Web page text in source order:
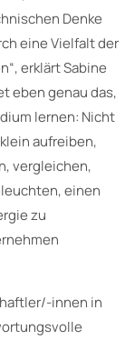
Denke
eine Vielfalt der
erklärt Sabine
eben genau das,
lernen: Nicht
aufreiben,
vergleichen,
einen
zu
innen in